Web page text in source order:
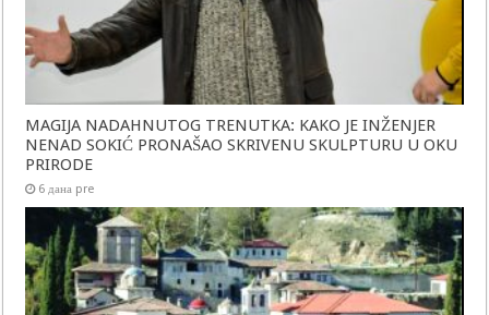
MAGIJA NADAHNUTOG TRENUTKA: KAKO JE INŽENJER
NENAD SOKIĆ PRONAŠAO SKRIVENU SKULPTURU U OKU
PRIRODE
6 дана pre